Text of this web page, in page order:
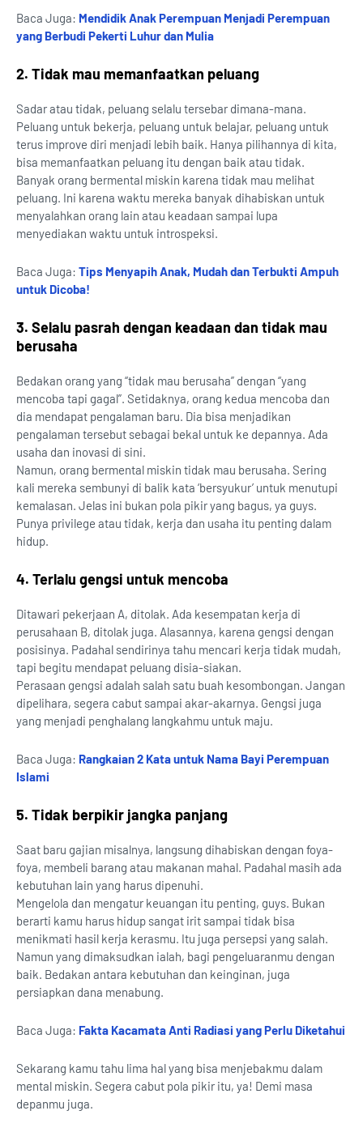
Baca Juga: Mendidik Anak Perempuan Menjadi Perempuan
yang Berbudi Pekerti Luhur dan Mulia
2. Tidak mau memanfaatkan peluang
Sadar atau tidak, peluang selalu tersebar dimana-mana.
Peluang untuk bekerja, peluang untuk belajar, peluang untuk
terus improve diri menjadi lebih baik. Hanya pilihannya di kita,
bisa memanfaatkan peluang itu dengan baik atau tidak.
Banyak orang bermental miskin karena tidak mau melihat
peluang. Ini karena waktu mereka banyak dihabiskan untuk
menyalahkan orang lain atau keadaan sampai lupa
menyediakan waktu untuk introspeksi.
Baca Juga: Tips Menyapih Anak, Mudah dan Terbukti Ampuh
untuk Dicoba!
3. Selalu pasrah dengan keadaan dan tidak mau
berusaha
Bedakan orang yang “tidak mau berusaha” dengan “yang
mencoba tapi gagal”. Setidaknya, orang kedua mencoba dan
dia mendapat pengalaman baru. Dia bisa menjadikan
pengalaman tersebut sebagai bekal untuk ke depannya. Ada
usaha dan inovasi di sini.
Namun, orang bermental miskin tidak mau berusaha. Sering
kali mereka sembunyi di balik kata ‘bersyukur’ untuk menutupi
kemalasan. Jelas ini bukan pola pikir yang bagus, ya guys.
Punya privilege atau tidak, kerja dan usaha itu penting dalam
hidup.
4. Terlalu gengsi untuk mencoba
Ditawari pekerjaan A, ditolak. Ada kesempatan kerja di
perusahaan B, ditolak juga. Alasannya, karena gengsi dengan
posisinya. Padahal sendirinya tahu mencari kerja tidak mudah,
tapi begitu mendapat peluang disia-siakan.
Perasaan gengsi adalah salah satu buah kesombongan. Jangan
dipelihara, segera cabut sampai akar-akarnya. Gengsi juga
yang menjadi penghalang langkahmu untuk maju.
Baca Juga: Rangkaian 2 Kata untuk Nama Bayi Perempuan
Islami
5. Tidak berpikir jangka panjang
Saat baru gajian misalnya, langsung dihabiskan dengan foya-
foya, membeli barang atau makanan mahal. Padahal masih ada
kebutuhan lain yang harus dipenuhi.
Mengelola dan mengatur keuangan itu penting, guys. Bukan
berarti kamu harus hidup sangat irit sampai tidak bisa
menikmati hasil kerja kerasmu. Itu juga persepsi yang salah.
Namun yang dimaksudkan ialah, bagi pengeluaranmu dengan
baik. Bedakan antara kebutuhan dan keinginan, juga
persiapkan dana menabung.
Baca Juga: Fakta Kacamata Anti Radiasi yang Perlu Diketahui
Sekarang kamu tahu lima hal yang bisa menjebakmu dalam
mental miskin. Segera cabut pola pikir itu, ya! Demi masa
depanmu juga.